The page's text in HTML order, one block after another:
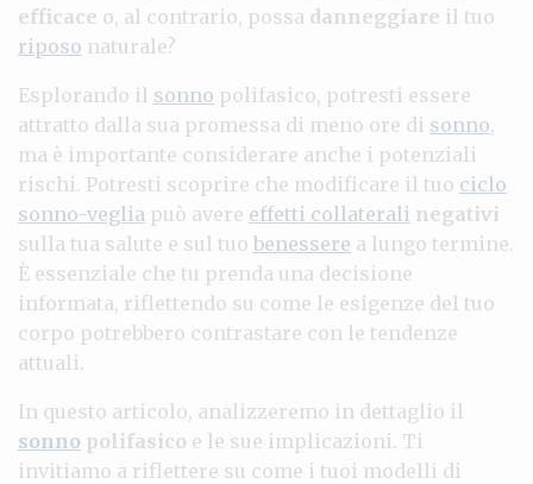
efficace o, al contrario, possa danneggiare il tuo
riposo naturale?
Esplorando il sonno polifasico, potresti essere
attratto dalla sua promessa di meno ore di sonno,
ma è importante considerare anche i potenziali
rischi. Potresti scoprire che modificare il tuo ciclo
sonno-veglia può avere effetti collaterali negativi
sulla tua salute e sul tuo benessere a lungo termine.
È essenziale che tu prenda una decisione
informata, riflettendo su come le esigenze del tuo
corpo potrebbero contrastare con le tendenze
attuali.
In questo articolo, analizzeremo in dettaglio il
sonno polifasico e le sue implicazioni. Ti
invitiamo a riflettere su come i tuoi modelli di